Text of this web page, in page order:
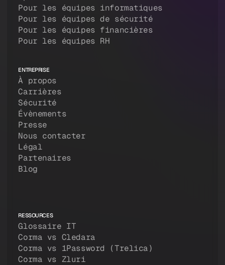
Pour les équipes informatiques
Pour les équipes de sécurité
Pour les équipes financières
Pour les équipes RH
ENTREPRISE
À propos
Carrières
Sécurité
Évènements
Presse
Nous contacter
Légal
Partenaires
Blog
RESSOURCES
Glossaire IT
Corma vs Cledara
Corma vs 1Password (Trelica)
Corma vs Zluri